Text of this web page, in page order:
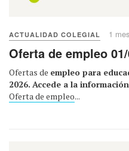
ACTUALIDAD COLEGIAL 1
Oferta de empleo
Ofertas de empleo para
2026. Accede a la información
Oferta de empleo...